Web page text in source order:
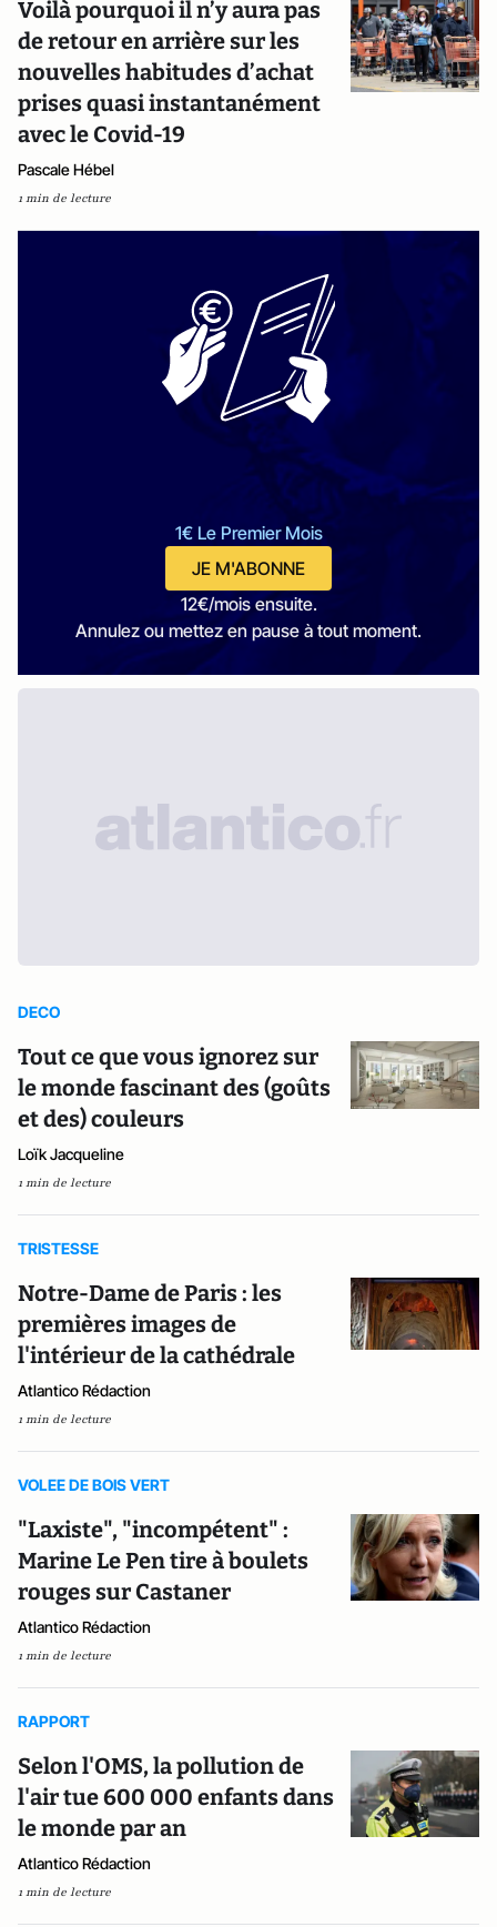
Voilà pourquoi il n’y aura pas
de retour en arrière sur les
nouvelles habitudes d’achat
prises quasi instantanément
avec le Covid-19
Pascale Hébel
1 min de lecture
1€ Le Premier Mois
JE M'ABONNE
12€/mois ensuite.
Annulez ou mettez en pause à tout moment.
DECO
Tout ce que vous ignorez sur
le monde fascinant des (goûts
et des) couleurs
Loïk Jacqueline
1 min de lecture
TRISTESSE
Notre-Dame de Paris : les
premières images de
l'intérieur de la cathédrale
Atlantico Rédaction
1 min de lecture
VOLEE DE BOIS VERT
"Laxiste", "incompétent" :
Marine Le Pen tire à boulets
rouges sur Castaner
Atlantico Rédaction
1 min de lecture
RAPPORT
Selon l'OMS, la pollution de
l'air tue 600 000 enfants dans
le monde par an
Atlantico Rédaction
1 min de lecture